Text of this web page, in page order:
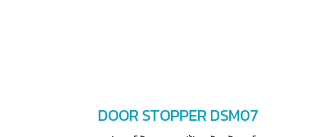
DOOR STOPPER DSM07